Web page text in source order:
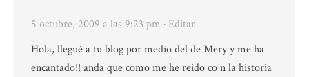
5 octubre, 2009 a las 9:23 pm · Editar
Hola, llegué a tu blog por medio del de Mery y me ha
encantado!! anda que como me he reido co n la historia